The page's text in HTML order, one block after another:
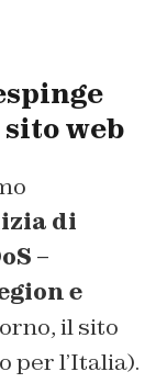
web
di
–
e
il sito
per l’Italia).